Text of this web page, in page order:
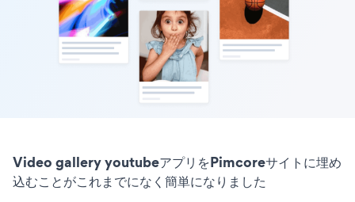
Video gallery youtubeアプリをPimcoreサイトに埋め
込むことがこれまでになく簡単になりました